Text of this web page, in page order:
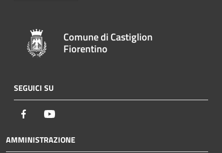
Comune di Castiglion
Fiorentino
SEGUICI SU
Facebook
AMMINISTRAZIONE